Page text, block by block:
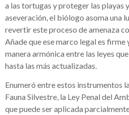
a las tortugas y proteger las playas
aseveración, el biólogo asoma una
revertir este proceso de amenaza
Añade que ese marco legal es firme
manera armónica entre las leyes
hasta las más actualizadas.
Enumeró entre estos instrumentos
Fauna Silvestre, la Ley Penal del
que puede ser aplicada